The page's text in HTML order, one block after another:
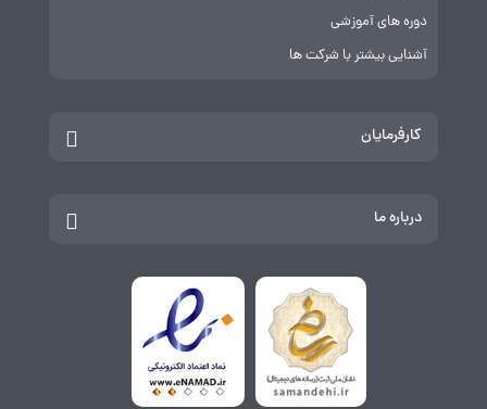
دوره های آموزشی
آشنایی بیشتر با شرکت ها
کارفرمایان
درباره ما